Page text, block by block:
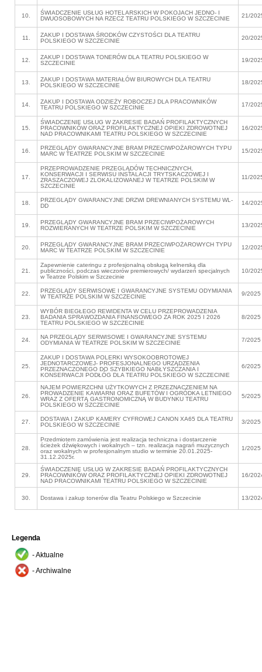
10.
ŚWIADCZENIE USŁUG HOTELARSKICH W POKOJACH JEDNO- I
DWUOSOBOWYCH NA RZECZ TEATRU POLSKIEGO W SZCZECINIE
21/
11.
ZAKUP I DOSTAWA ŚRODKÓW CZYSTOŚCI DLA TEATRU
POLSKIEGO W SZCZECINIE
20/
12.
ZAKUP I DOSTAWA TONERÓW DLA TEATRU POLSKIEGO W
SZCZECINIE
19/
13.
ZAKUP I DOSTAWA MATERIAŁÓW BIUROWYCH DLA TEATRU
POLSKIEGO W SZCZECINIE
18/
14.
ZAKUP I DOSTAWA ODZIEŻY ROBOCZEJ DLA PRACOWNIKÓW
TEATRU POLSKIEGO W SZCZECINIE
17/
15.
ŚWIADCZENIE USŁUG W ZAKRESIE BADAŃ PROFILAKTYCZNYCH
PRACOWNIKÓW ORAZ PROFILAKTYCZNEJ OPIEKI ZDROWOTNEJ
NAD PRACOWNIKAMI TEATRU POLSKIEGO W SZCZECINIE
16/
16.
PRZEGLĄDY GWARANCYJNE BRAM PRZECIWPOŻAROWYCH TYPU
MARC W TEATRZE POLSKIM W SZCZECINIE
15/
17.
PRZEPROWADZENIE PRZEGLĄDÓW TECHNICZNYCH,
KONSERWACJI I SERWISU INSTALACJI TRYTSKACZOWEJ I
ZRASZACZOWEJ ZLOKALIZOWANEJ W TEATRZE POLSKIM W
SZCZECINIE
11/
18.
PRZEGLĄDY GWARANCYJNE DRZWI DREWNIANYCH SYSTEMU WL-
DD
14/
19.
PRZEGLĄDY GWARANCYJNE BRAM PRZECIWPOŻAROWYCH
ROZWIERANYCH W TEATRZE POLSKIM W SZCZECINIE
13/
20.
PRZEGLĄDY GWARANCYJNE BRAM PRZECIWPOŻAROWYCH TYPU
MARC W TEATRZE POLSKIM W SZCZECINIE
12/
21.
Zapewnienie cateringu z profesjonalną obsługą kelnerską dla
publiczności, podczas wieczorów premierowych/ wydarzeń specjalnych
w Teatrze Polskim w Szczecinie
10/
22.
PRZEGLĄDY SERWISOWE I GWARANCYJNE SYSTEMU ODYMIANIA
W TEATRZE POLSKIM W SZCZECINIE
9/2025
23.
WYBÓR BIEGŁEGO REWIDENTA W CELU PRZEPROWADZENIA
BADANIA SPRAWOZDANIA FINANSOWEGO ZA ROK 2025 I 2026
TEATRU POLSKIEGO W SZCZECINIE
8/2025
24.
NA PRZEGLĄDY SERWISOWE I GWARANCYJNE SYSTEMU
ODYMIANIA W TEATRZE POLSKIM W SZCZECINIE
7/2025
25.
ZAKUP I DOSTAWA POLERKI WYSOKOOBROTOWEJ
JEDNOTARCZOWEJ- PROFESJONALNEGO URZĄDZENIA
PRZEZNACZONEGO DO SZYBKIEGO NABŁYSZCZANIA I
KONSERWACJI PODŁÓG DLA TEATRU POLSKIEGO W SZCZECINIE
6/2025
26.
NAJEM POWIERZCHNI UŻYTKOWYCH Z PRZEZNACZENIEM NA
PROWADZENIE KAWIARNI ORAZ BUFETÓW I OGRÓDKA LETNIEGO
WRAZ Z OFERTĄ GASTRONOMICZNĄ W BUDYNKU TEATRU
POLSKIEGO W SZCZECINIE
5/2025
27.
DOSTAWA I ZAKUP KAMERY CYFROWEJ CANON XA65 DLA TEATRU
POLSKIEGO W SZCZECINIE
3/2025
28.
Przedmiotem zamówienia jest realizacja techniczna i dostarczenie
ścieżek dźwiękowych i wokalnych – tzn. realizacja nagrań muzycznych
oraz wokalnych w profesjonalnym studio w terminie 20.01.2025-
31.12.2025r.
1/2025
29.
ŚWIADCZENIE USŁUG W ZAKRESIE BADAŃ PROFILAKTYCZNYCH
PRACOWNIKÓW ORAZ PROFILAKTYCZNEJ OPIEKI ZDROWOTNEJ
NAD PRACOWNIKAMI TEATRU POLSKIEGO W SZCZECINIE
16/
30. Dostawa i zakup tonerów dla Teatru Polskiego w Szczecinie 13/
Legenda
- Aktualne
- Archiwalne